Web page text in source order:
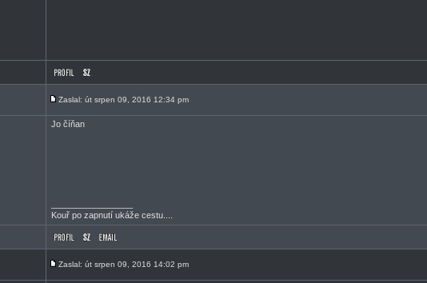
Zaslal: út srpen 09, 2016 12:34 pm
Jo číňan
Kouř po zapnutí ukáže cestu....
Zaslal: út srpen 09, 2016 14:02 pm